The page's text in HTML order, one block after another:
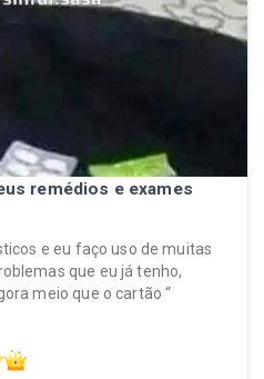
remédios e exames
e eu faço uso de muitas
que eu já tenho,
meio que o cartão “